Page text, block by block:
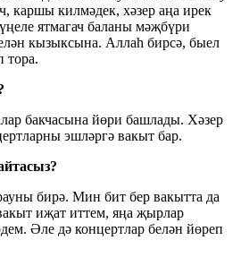
каршы килмәдек, хәзер аңа ирек
ятмагач баланы мәҗбүри
кызыксына. Аллаһ бирсә, быел
тора.
бакчасына йөри башлады. Хәзер
эшләргә вакыт бар.
бирә. Мин бит бер вакытта да
иҗат иттем, яңа җырлар
Әле дә концертлар белән йөреп